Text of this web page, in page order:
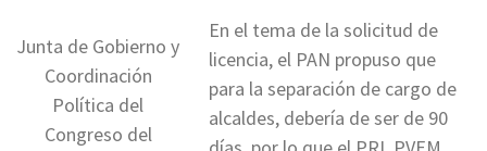
Junta de Gobierno y
Coordinación
Política del
Congreso del
En el tema de la solicitud de
licencia, el PAN propuso que
para la separación de cargo de
alcaldes, debería de ser de 90